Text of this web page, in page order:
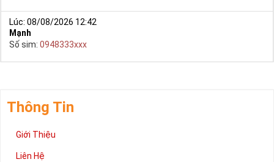
Lúc: 08/08/2026 12:42
Mạnh
Số sim: 0948333xxx
Thông Tin
Giới Thiệu
Liên Hệ